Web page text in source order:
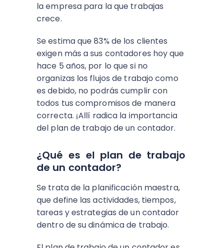
la empresa para la que trabajas
crece.
Se estima que 83% de los clientes
exigen más a sus contadores hoy que
hace 5 años, por lo que si no
organizas los flujos de trabajo como
es debido, no podrás cumplir con
todos tus compromisos de manera
correcta. ¡Allí radica la importancia
del plan de trabajo de un contador.
¿Qué es el plan de trabajo
de un contador?
Se trata de la planificación maestra,
que define las actividades, tiempos,
tareas y estrategias de un contador
dentro de su dinámica de trabajo.